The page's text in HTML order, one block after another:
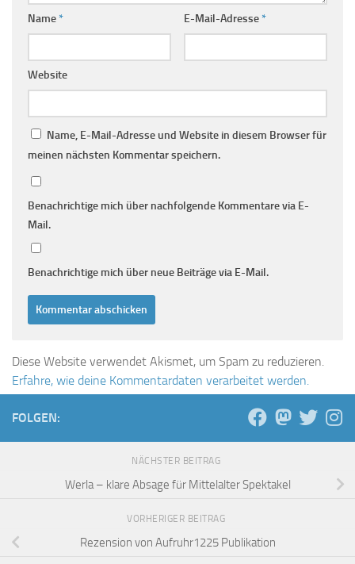
Name* E-Mail-Adresse*
Website
Name, E-Mail-Adresse und Website in diesem Browser für
meinen nächsten Kommentar speichern.
Benachrichtige mich über nachfolgende Kommentare via E-
Mail.
Benachrichtige mich über neue Beiträge via E-Mail.
Diese Website verwendet Akismet, um Spam zu reduzieren.
Erfahre, wie deine Kommentardaten verarbeitet werden.
FOLGEN:
NÄCHSTER BEITRAG
Werla – klare Absage für Mittelalter Spektakel
VORHERIGER BEITRAG
Rezension von Aufruhr1225 Publikation